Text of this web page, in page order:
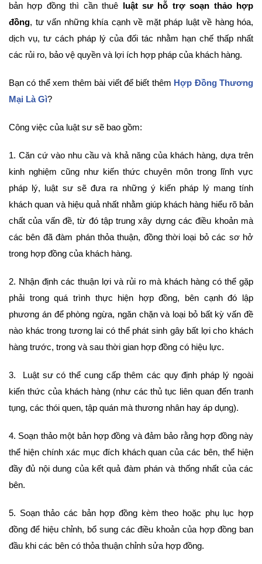
bản hợp đồng thì cần thuê luật sư hỗ trợ soạn thảo hợp
đồng, tư vấn những khía cạnh về mặt pháp luật về hàng hóa,
dịch vụ, tư cách pháp lý của đối tác nhằm hạn chế thấp nhất
các rủi ro, bảo vệ quyền và lợi ích hợp pháp của khách hàng.
Bạn có thể xem thêm bài viết để biết thêm Hợp Đồng Thương
Mại Là Gì?
Công việc của luật sư sẽ bao gồm:
1. Căn cứ vào nhu cầu và khả năng của khách hàng, dựa trên
kinh nghiệm cũng như kiến thức chuyên môn trong lĩnh vực
pháp lý, luật sư sẽ đưa ra những ý kiến pháp lý mang tính
khách quan và hiệu quả nhất nhằm giúp khách hàng hiểu rõ bản
chất của vấn đề, từ đó tập trung xây dựng các điều khoản mà
các bên đã đàm phán thỏa thuận, đồng thời loại bỏ các sơ hở
trong hợp đồng của khách hàng.
2. Nhận định các thuận lợi và rủi ro mà khách hàng có thể gặp
phải trong quá trình thực hiện hợp đồng, bên cạnh đó lập
phương án để phòng ngừa, ngăn chặn và loại bỏ bất kỳ vấn đề
nào khác trong tương lai có thể phát sinh gây bất lợi cho khách
hàng trước, trong và sau thời gian hợp đồng có hiệu lực.
3. Luật sư có thể cung cấp thêm các quy định pháp lý ngoài
kiến thức của khách hàng (như các thủ tục liên quan đến tranh
tụng, các thói quen, tập quán mà thương nhân hay áp dụng).
4. Soạn thảo một bản hợp đồng và đảm bảo rằng hợp đồng này
thể hiện chính xác mục đích khách quan của các bên, thể hiện
đầy đủ nội dung của kết quả đàm phán và thống nhất của các
bên.
5. Soạn thảo các bản hợp đồng kèm theo hoặc phụ lục hợp
đồng để hiệu chỉnh, bổ sung các điều khoản của hợp đồng ban
đầu khi các bên có thỏa thuận chỉnh sửa hợp đồng.